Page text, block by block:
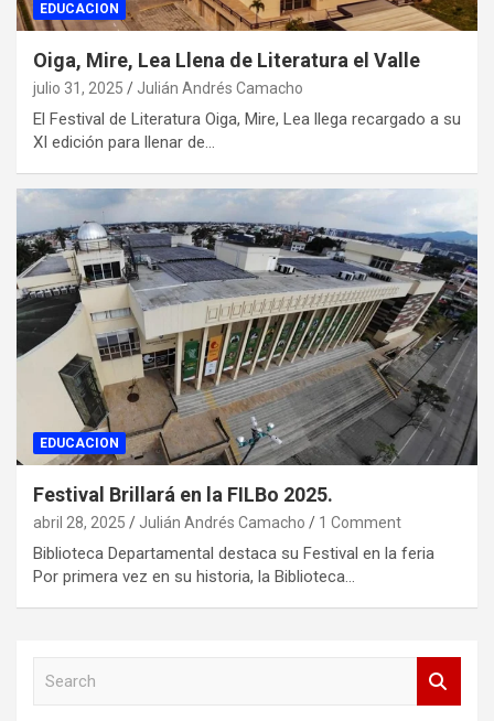
EDUCACION
Oiga, Mire, Lea Llena de Literatura el Valle
julio 31, 2025 Julián Andrés Camacho
El Festival de Literatura Oiga, Mire, Lea llega recargado a su
XI edición para llenar de…
EDUCACION
Festival Brillará en la FILBo 2025.
abril 28, 2025 Julián Andrés Camacho 1 Comment
Biblioteca Departamental destaca su Festival en la feria
Por primera vez en su historia, la Biblioteca…